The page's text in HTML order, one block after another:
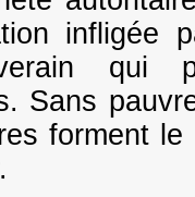
infligée
qui
Sans
forment